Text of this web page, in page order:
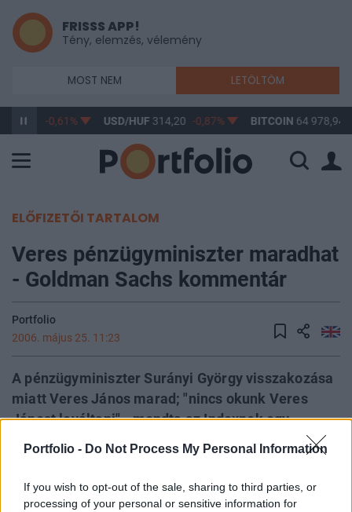
Portfolio - Do Not Process My Personal Information
If you wish to opt-out of the sale, sharing to third parties, or
processing of your personal or sensitive information for
FRISSS APP!
Tény, elemzés, vélemény
MOST NEM LETÖLTÖM
363,17 -0,61% USD/HUF 314,20 -0,87% BITCOIN 64 978,94
ELŐFIZETŐI TARTALOM
Veres pénzügyminiszter maradhat
- Goldman Sachs kommentár
Portfolio
2006. május 25. 11:23
A pénzügyminiszter Surányi György visszakozása
miatt Veres János marad; "nincs okunk Veres
Jánost leváltani" - mondta az Indexnek egy
kormányzati forrás. Surányinak a Magyar Nemzeti
Bank elnöki tiszte kínálkozik. Az internetes portál
több vezető kormánytagtól és szocialista
vezetőtől származó információi szerint elkészült a